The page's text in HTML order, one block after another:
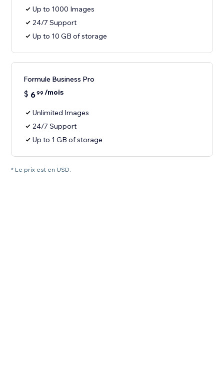
Up to 1000 Images
24/7 Support
Up to 10 GB of storage
Formule Business Pro
$ 699 /mois
Unlimited Images
24/7 Support
Up to 1 GB of storage
* Le prix est en USD.